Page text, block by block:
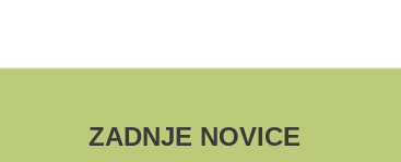
ZADNJE NOVICE